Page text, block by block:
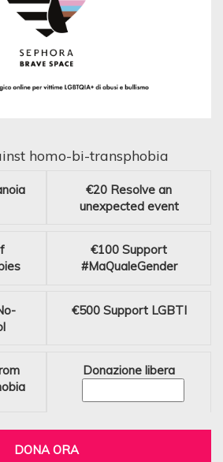
homo-bi-transphobia
€20 Resolve an
unexpected event
€100 Support
#MaQualeGender
€500 Support LGBTI
Donazione libera
DONA ORA